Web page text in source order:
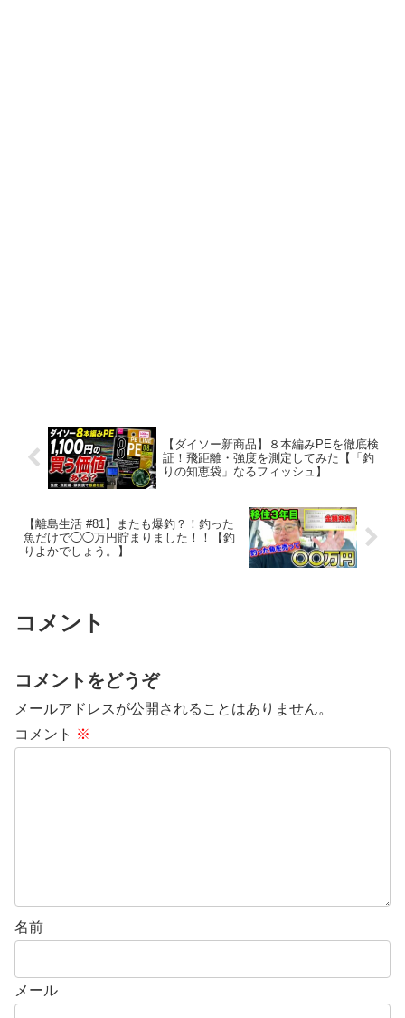
【ダイソー新商品】８本編みPEを徹底検
証！飛距離・強度を測定してみた【「釣
りの知恵袋」なるフィッシュ】
【離島生活 #81】またも爆釣？！釣った
魚だけで◯◯万円貯まりました！！【釣
りよかでしょう。】
コメント
コメントをどうぞ
メールアドレスが公開されることはありません。
コメント ※
名前
メール